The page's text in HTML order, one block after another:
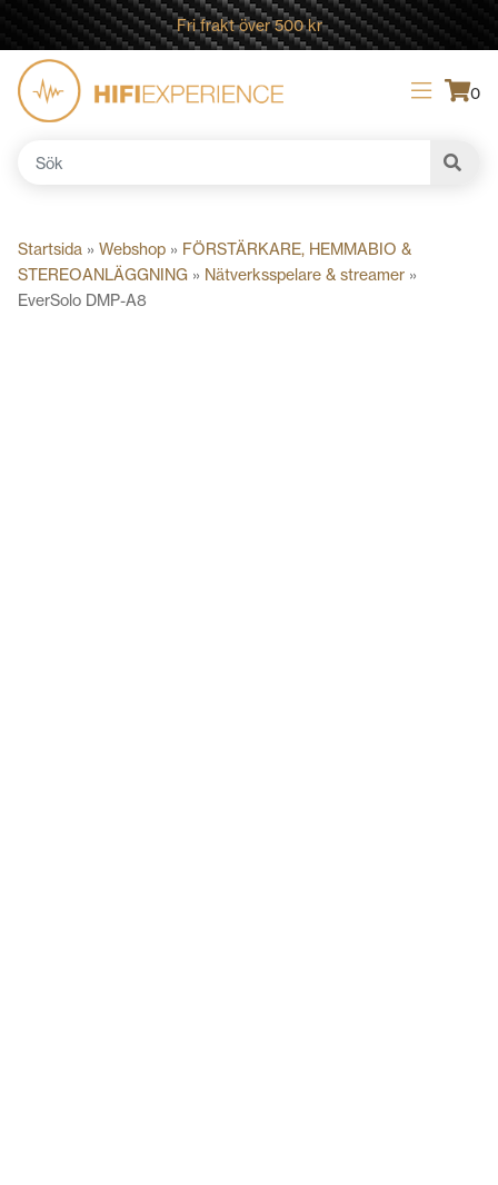
Fri frakt över 500 kr
0
Startsida » Webshop » FÖRSTÄRKARE, HEMMABIO &
STEREOANLÄGGNING » Nätverksspelare & streamer »
EverSolo DMP-A8